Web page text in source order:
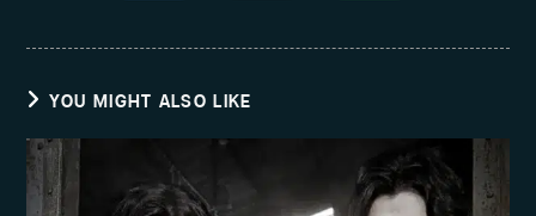
YOU MIGHT ALSO LIKE